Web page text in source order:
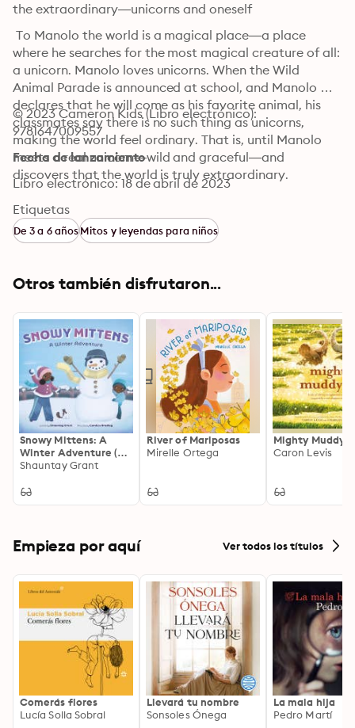
the extraordinary—unicorns and oneself
To Manolo the world is a magical place—a place
where he searches for the most magical creature of all:
a unicorn. Manolo loves unicorns. When the Wild
Animal Parade is announced at school, and Manolo
declares that he will come as his favorite animal, his
classmates say there is no such thing as unicorns,
making the world feel ordinary. That is, until Manolo
meets a real unicorn—wild and graceful—and
discovers that the world is truly extraordinary.
© 2023 Cameron Kids (Libro electrónico):
9781647009557
Fecha de lanzamiento
Libro electrónico: 18 de abril de 2023
Etiquetas
De 3 a 6 añosMitos y leyendas para niños
Otros también disfrutaron...
Snowy Mittens: A
Winter Adventure (A
Let's Play Outside!
Shauntay Grant
River of Mariposas
Mirelle Ortega
Mighty Muddy
Caron Levis
Empieza por aquí Ver todos los títulos
Comerás flores
Lucía Solla Sobral
Llevará tu nombre
Sonsoles Ónega
La mala hija
Pedro Martí